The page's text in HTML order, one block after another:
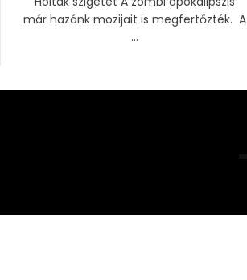
már hazánk mozijait is megfertőzték. A
...